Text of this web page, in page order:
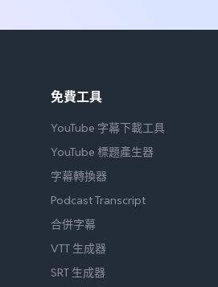
免費工具
YouTube 字幕下載工具
YouTube 標題產生器
字幕轉換器
Podcast Transcript
合併字幕
VTT 生成器
SRT 生成器